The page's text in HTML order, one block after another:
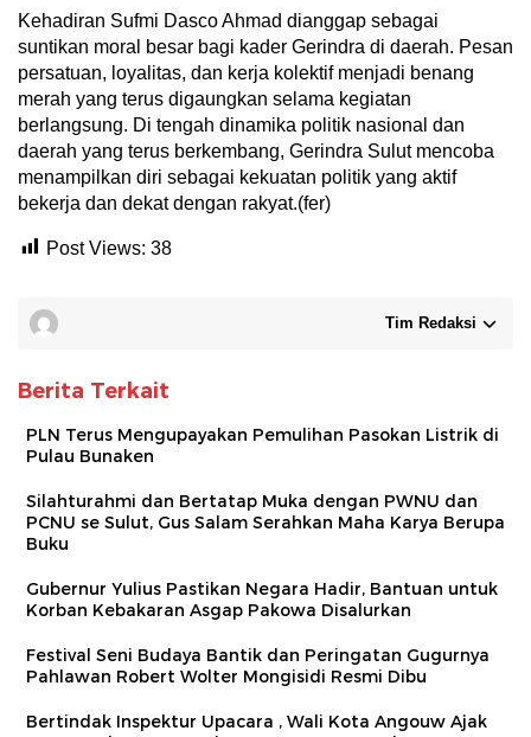
Kehadiran Sufmi Dasco Ahmad dianggap sebagai
suntikan moral besar bagi kader Gerindra di daerah. Pesan
persatuan, loyalitas, dan kerja kolektif menjadi benang
merah yang terus digaungkan selama kegiatan
berlangsung. Di tengah dinamika politik nasional dan
daerah yang terus berkembang, Gerindra Sulut mencoba
menampilkan diri sebagai kekuatan politik yang aktif
bekerja dan dekat dengan rakyat.(fer)
Post Views: 38
Tim Redaksi
Berita Terkait
PLN Terus Mengupayakan Pemulihan Pasokan Listrik di
Pulau Bunaken
Silahturahmi dan Bertatap Muka dengan PWNU dan
PCNU se Sulut, Gus Salam Serahkan Maha Karya Berupa
Buku
Gubernur Yulius Pastikan Negara Hadir, Bantuan untuk
Korban Kebakaran Asgap Pakowa Disalurkan
Festival Seni Budaya Bantik dan Peringatan Gugurnya
Pahlawan Robert Wolter Mongisidi Resmi Dibu
Bertindak Inspektur Upacara , Wali Kota Angouw Ajak